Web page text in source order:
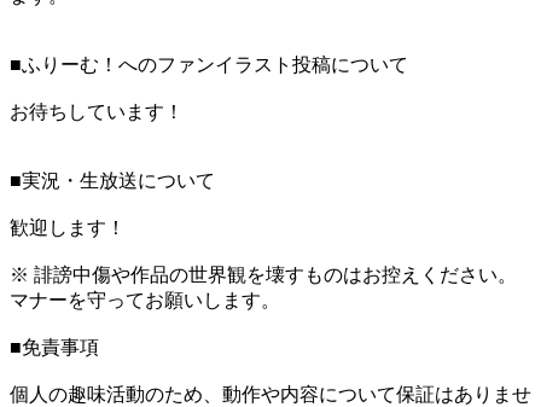
■ふりーむ！へのファンイラスト投稿について
お待ちしています！
■実況・生放送について
歓迎します！
※ 誹謗中傷や作品の世界観を壊すものはお控えください。
マナーを守ってお願いします。
■免責事項
個人の趣味活動のため、動作や内容について保証はありませ